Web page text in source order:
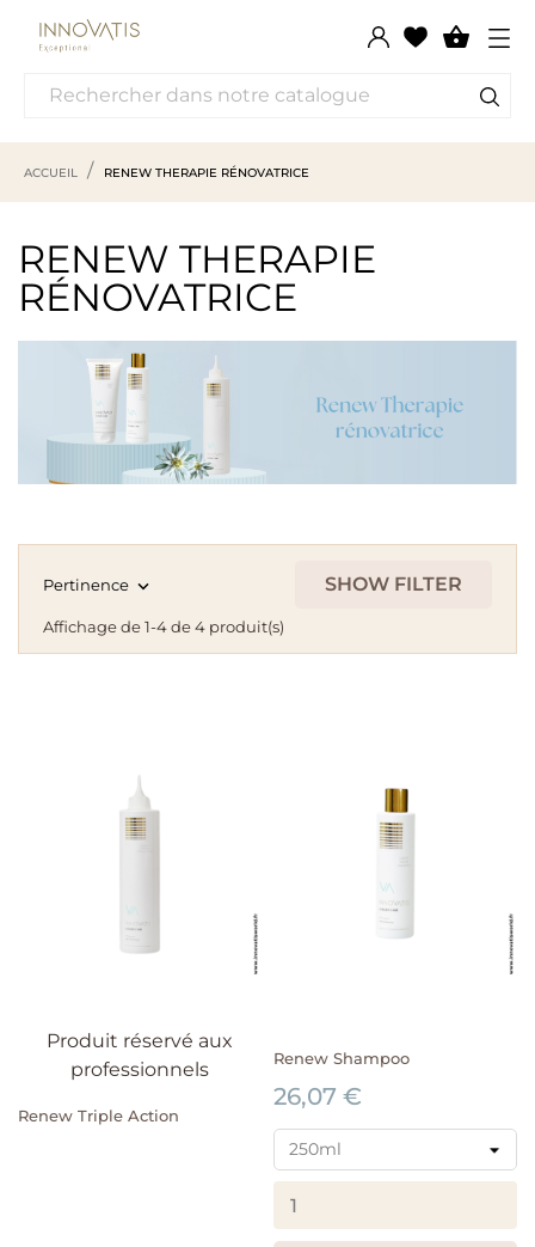

ACCUEIL RENEW THERAPIE RÉNOVATRICE
RENEW THERAPIE
RÉNOVATRICE
Pertinence  SHOW FILTER
Affichage de 1-4 de 4 produit(s)
Produit réservé aux
professionnels
Renew Triple Action
Renew Shampoo
26,07 €